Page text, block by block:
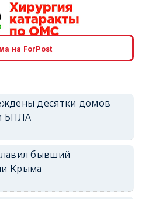
на ForPost
десятки домов
БПЛА
бывший
Крыма